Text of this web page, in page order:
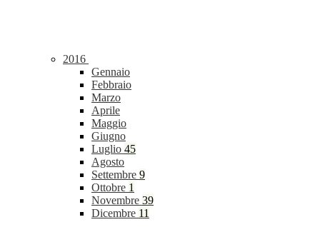
2016
Gennaio
Febbraio
Marzo
Aprile
Maggio
Giugno
Luglio 45
Agosto
Settembre 9
Ottobre 1
Novembre 39
Dicembre 11